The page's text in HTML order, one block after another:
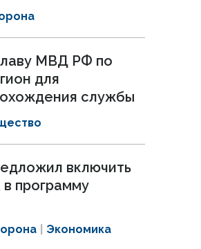
МВД РФ по
для
службы
включить
программу
Экономика